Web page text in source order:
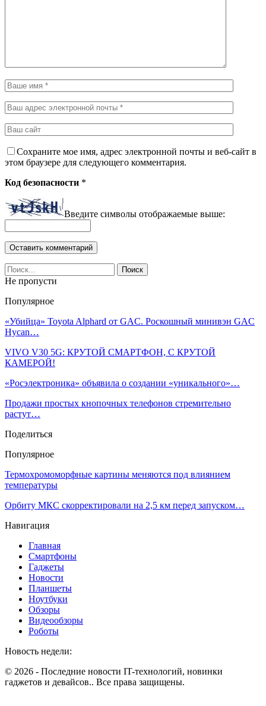
Сохраните мое имя, адрес электронной почты и веб-сайт в
этом браузере для следующего комментария.
Код безопасности *
Введите символы отображаемые выше:
Не пропусти
Популярное
«Убийца» Toyota Alphard от GAC. Роскошный минивэн GAC
Hycan…
VIVO V30 5G: КРУТОЙ СМАРТФОН, С КРУТОЙ
КАМЕРОЙ!
«Росэлектроника» объявила о создании «уникального»…
Продажи простых кнопочных телефонов стремительно
растут…
Поделиться
Популярное
Термохромоморфные картины меняются под влиянием
температуры
Орбиту МКС скорректировали на 2,5 км перед запуском…
Навигация
Главная
Смартфоны
Гаджеты
Новости
Планшеты
Ноутбуки
Обзоры
Видеообзоры
Роботы
Новость недели:
© 2026 - Последние новости IT-технологий, новинки
гаджетов и девайсов.. Все права защищены.